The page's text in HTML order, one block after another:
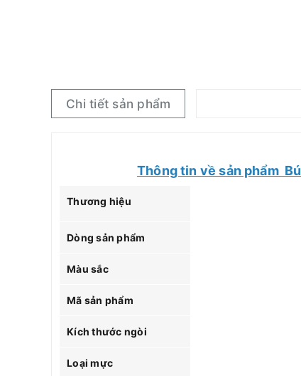
Chi tiết sản phẩm
Thông tin về sản phẩm
Thương hiệu
Dòng sản phẩm
Màu sắc
Mã sản phẩm
Kích thước ngòi
Loại mực